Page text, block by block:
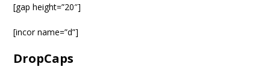
[gap height=”20″]
[incor name=”d”]
DropCaps